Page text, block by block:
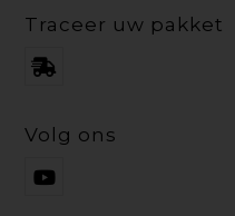
Traceer uw pakket
Volg ons